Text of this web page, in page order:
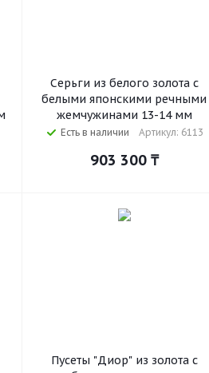
Серьги из белого золота с
белыми японскими речными
жемчужинами 13-14 мм
Есть в наличии Артикул: 6113
903 300₸
Пусеты "Диор" из золота с